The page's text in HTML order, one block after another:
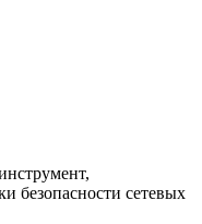
безопасности сетевых